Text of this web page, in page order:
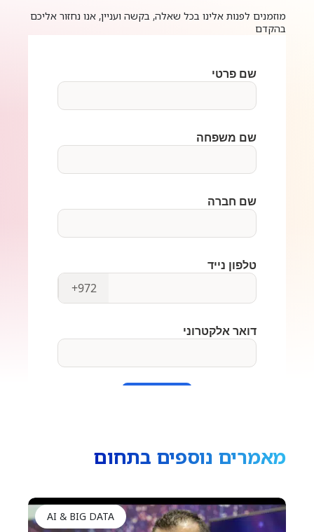
מוזמנים לפנות אלינו בכל שאלה, בקשה ועניין, אנו נחזור אליכם
בהקדם
מאמרים נוספים בתחום
AI & BIG DATA